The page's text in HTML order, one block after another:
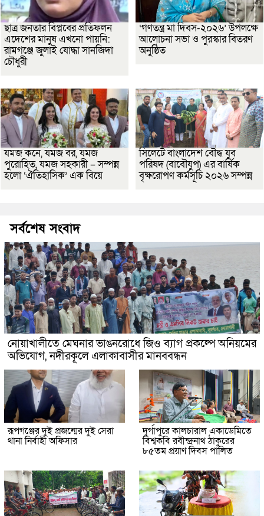
ছাত্র জনতার বিপ্লবের প্রতিফলন
এদেশের মানুষ এখনো পায়নি:
রামগঞ্জে জুলাই যোদ্ধা সানজিদা
চৌধুরী
‘গণতন্ত্র মা দিবস-২০২৬’ উপলক্ষে
আলোচনা সভা ও পুরস্কার বিতরণ
অনুষ্ঠিত
যমজ কনে, যমজ বর, যমজ
পুরোহিত, যমজ সহকারী – সম্পন্ন
হলো ‘ঐতিহাসিক’ এক বিয়ে
সিলেটে বাংলাদেশ বৌদ্ধ যুব
পরিষদ (বাবৌযুপ) এর বার্ষিক
বৃক্ষরোপণ কর্মসূচি ২০২৬ সম্পন্ন
সর্বশেষ সংবাদ
নোয়াখালীতে মেঘনার ভাঙনরোধে জিও ব্যাগ প্রকল্পে অনিয়মের
অভিযোগ, নদীরকূলে এলাকাবাসীর মানববন্ধন
রূপগঞ্জের দুই প্রজন্মের দুই সেরা
থানা নির্বাহী অফিসার
দুর্গাপুরে কালচারাল একাডেমিতে
বিশ্বকবি রবীন্দ্রনাথ ঠাকুরের
৮৫তম প্রয়াণ দিবস পালিত